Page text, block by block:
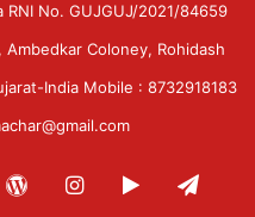
RNI No. GUJGUJ/2021/84659
Coloney, Rohidash
India Mobile : 8732918183
WordPressInstagram
Google